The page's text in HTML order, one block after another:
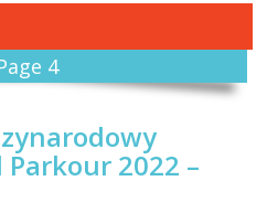
4
Parkour 2022 –